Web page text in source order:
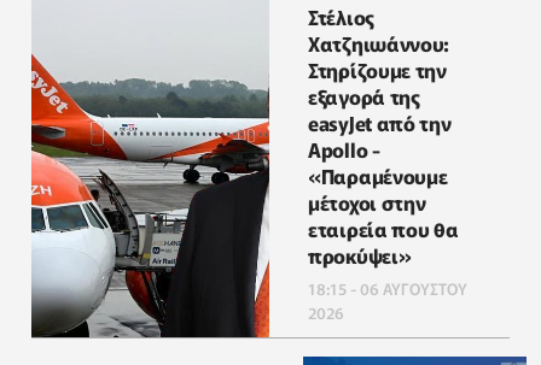
Στέλιος
Χατζηιωάννου:
Στηρίζουμε την
εξαγορά της
easyJet από την
Apollo -
«Παραμένουμε
μέτοχοι στην
εταιρεία που θα
προκύψει»
18:15 - 06 ΑΥΓΟΥΣΤΟΥ
2026